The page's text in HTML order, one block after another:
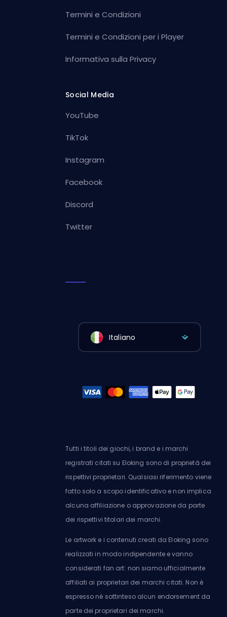
Termini e Condizioni
Termini e Condizioni per i Player
Informativa sulla Privacy
Social Media
YouTube
TikTok
Instagram
Facebook
Discord
Twitter
Italiano
Tutti i titoli dei giochi, i brand e i marchi
registrati citati su Eloking sono di proprietà dei
rispettivi proprietari. Qualsiasi riferimento viene
fatto solo a scopo identificativo e non implica
alcuna affiliazione o approvazione da parte
dei rispettivi titolari dei marchi.
Le artwork e i contenuti creati da Eloking sono
realizzati in modo indipendente e vanno
considerati fan art: non siamo ufficialmente
affiliati ai proprietari dei marchi citati. Non è
espresso né sottinteso alcun endorsement da
parte dei proprietari dei marchi.